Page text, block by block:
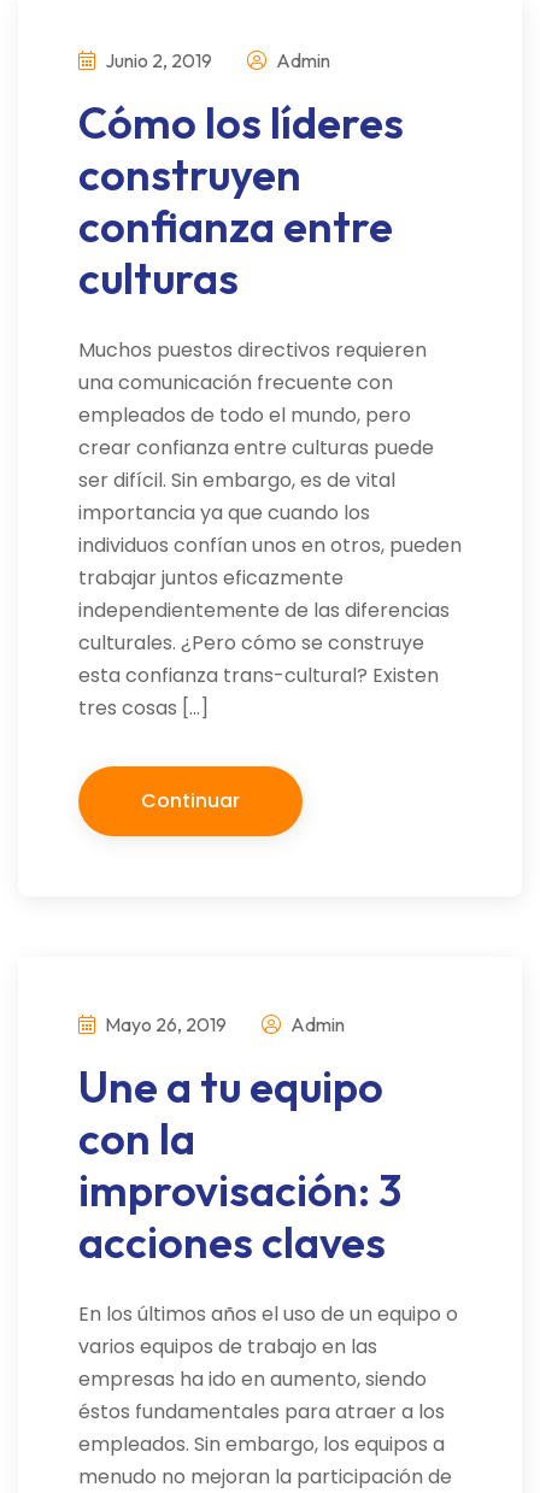
Junio 2, 2019 Admin
Cómo los líderes
construyen
confianza entre
culturas
Muchos puestos directivos requieren
una comunicación frecuente con
empleados de todo el mundo, pero
crear confianza entre culturas puede
ser difícil. Sin embargo, es de vital
importancia ya que cuando los
individuos confían unos en otros, pueden
trabajar juntos eficazmente
independientemente de las diferencias
culturales. ¿Pero cómo se construye
esta confianza trans-cultural? Existen
tres cosas […]
Continuar
Mayo 26, 2019 Admin
Une a tu equipo
con la
improvisación: 3
acciones claves
En los últimos años el uso de un equipo o
varios equipos de trabajo en las
empresas ha ido en aumento, siendo
éstos fundamentales para atraer a los
empleados. Sin embargo, los equipos a
menudo no mejoran la participación de